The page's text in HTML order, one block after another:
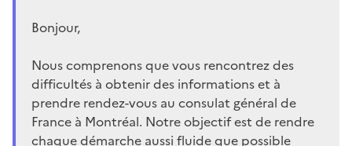
Bonjour,
Nous comprenons que vous rencontrez des
difficultés à obtenir des informations et à
prendre rendez-vous au consulat général de
France à Montréal. Notre objectif est de rendre
chaque démarche aussi fluide que possible